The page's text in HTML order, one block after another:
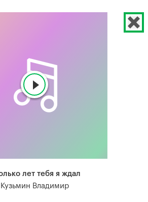
лет тебя я ждал
Кузьмин Владимир